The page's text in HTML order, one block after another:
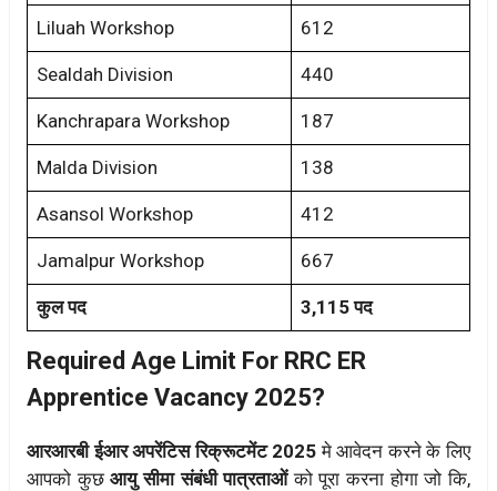
Liluah Workshop 612
Sealdah Division 440
Kanchrapara Workshop 187
Malda Division 138
Asansol Workshop 412
Jamalpur Workshop 667
कुल पद 3,115 पद
Required Age Limit For RRC ER
Apprentice Vacancy 2025?
आरआरबी ईआर अपरेंटिस रिक्रूटमेंट 2025मे आवेदन करने के लिए
आपको कुछआयु सीमा संबंधी पात्रताओंको पूरा करना होगा जो कि,